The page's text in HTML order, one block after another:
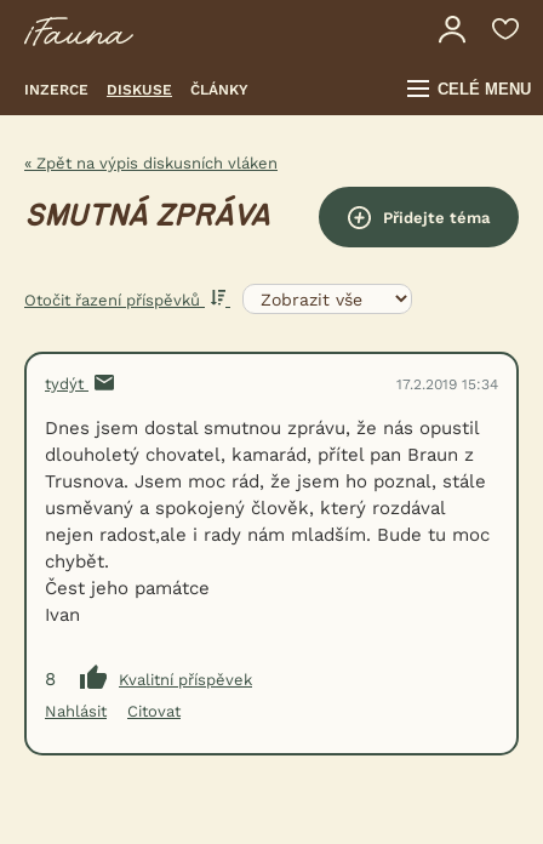
INZERCE DISKUSE ČLÁNKY CELÉ MENU
« Zpět na výpis diskusních vláken
SMUTNÁ ZPRÁVA Přidejte téma
Otočit řazení příspěvků
tydýt 17.2.2019 15:34
Dnes jsem dostal smutnou zprávu, že nás opustil
dlouholetý chovatel, kamarád, přítel pan Braun z
Trusnova. Jsem moc rád, že jsem ho poznal, stále
usměvaný a spokojený člověk, který rozdával
nejen radost,ale i rady nám mladším. Bude tu moc
chybět.
Čest jeho památce
Ivan
8
Kvalitní příspěvek
Nahlásit
Citovat